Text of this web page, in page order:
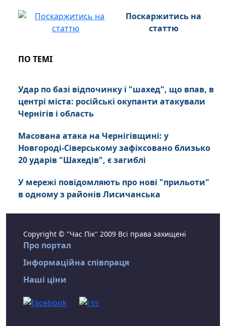
Поскаржитись на
статтю
ПО ТЕМІ
Удар по базі відпочинку і "шахед", що впав, в
центрі міста: російські окупанти атакували
Чернігів і область
Масована атака на Чернігівщині: у
Новгороді-Сіверському зафіксовано близько
20 ударів "Шахедів", є загиблі
У мережі повідомляють про нові "прильоти"
в одному з районів Лисичанська
Copyright © "Час Пік" 2009 Всі права захищені
Про портал
Інформаційна співпраця
Наші ціни